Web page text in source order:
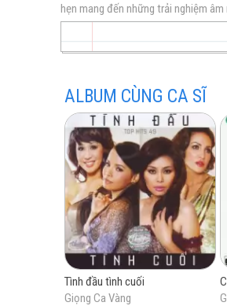
vàng
trữ
tình
Đường Nào Cho Em
Trăm Mến Ngàn Thương
Một Đời Tan Vỡ
Những Tâm Hồn Cô Đơn
Giã Từ Kỷ Niệm
hẹn mang đến những trải nghiệm âm
ALBUM CÙNG CA SĨ
Tình đầu tình cuối
Giọng Ca Vàng